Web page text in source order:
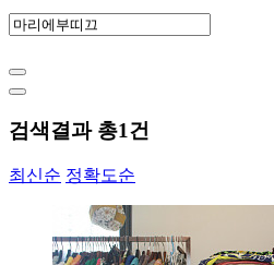
검색결과 총1건
최신순 정확도순